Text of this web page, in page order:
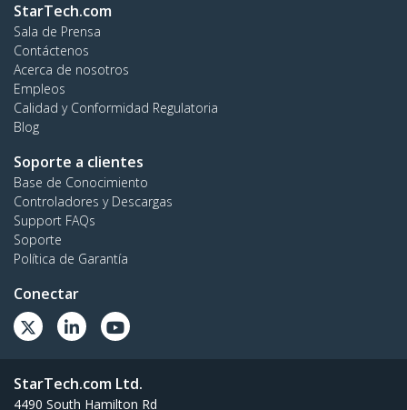
StarTech.com
Sala de Prensa
Contáctenos
Acerca de nosotros
Empleos
Calidad y Conformidad Regulatoria
Blog
Soporte a clientes
Base de Conocimiento
Controladores y Descargas
Support FAQs
Soporte
Política de Garantía
Conectar
StarTech.com Ltd.
4490 South Hamilton Rd